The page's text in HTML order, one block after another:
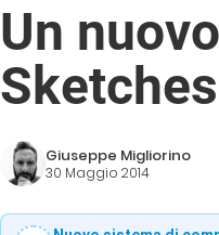
Un
Sketches
Giuseppe Migliorino
30 Maggio 2014